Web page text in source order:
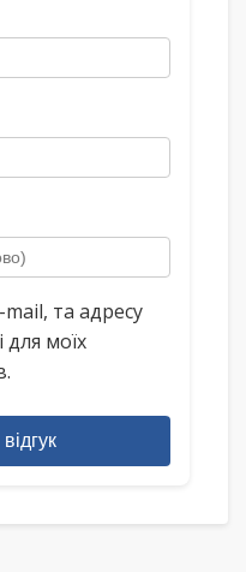
та адресу
для моїх